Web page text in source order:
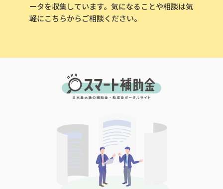
ータを収集しています。気になることや相談は気
軽にこちらからご相談ください。